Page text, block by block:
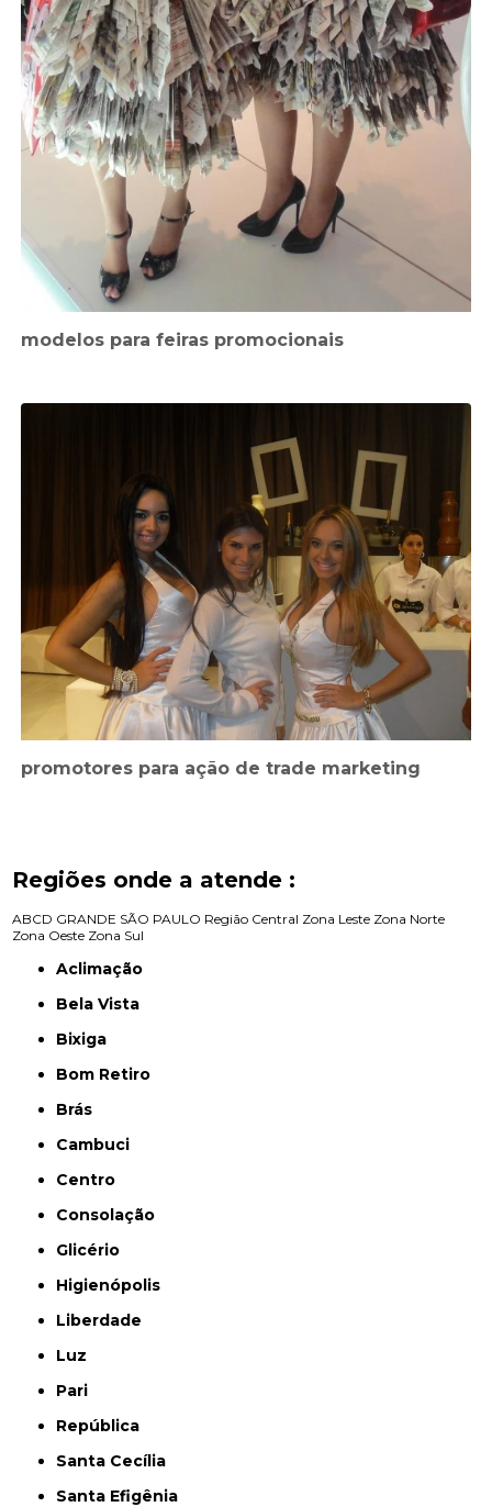
modelos para feiras promocionais
promotores para ação de trade marketing
Regiões onde a atende :
ABCD GRANDE SÃO PAULO Região Central Zona Leste Zona Norte
Zona Oeste Zona Sul
Aclimação
Bela Vista
Bixiga
Bom Retiro
Brás
Cambuci
Centro
Consolação
Glicério
Higienópolis
Liberdade
Luz
Pari
República
Santa Cecília
Santa Efigênia